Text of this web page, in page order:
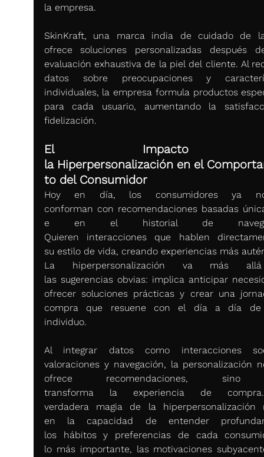
la empresa.
SkinKraft, una marca india de cuidado de
ofrece soluciones personalizadas después
evaluación exhaustiva de la piel del cliente. Al
datos sobre preocupaciones y
individuales, la empresa formula productos
para cada usuario, aumentando la
fidelización.
El Impacto
la Hiperpersonalización en el
to del Consumidor
Hoy en día, los consumidores ya
conforman con recomendaciones basadas
e en el historial de
Quieren interacciones que hablen
su estilo de vida, creando experiencias más
La hiperpersonalización va más
las sugerencias obvias: implica anticipar
ofrecer soluciones prácticas y crear una
compra que resuene con el día a día
individuo.
Al integrar datos como interacciones
valoraciones y navegación, la personalización
ofrece recomendaciones, sino
transforma la experiencia de
verdadera magia de la hiperpersonalización
en la capacidad de entender
los hábitos y preferencias de cada
lo más importante, las motivaciones